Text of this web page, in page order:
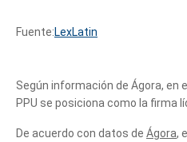
Fuente:LexLatin
Según información de Ágora, en
PPU se posiciona como la firma
De acuerdo con datos de Ágora,